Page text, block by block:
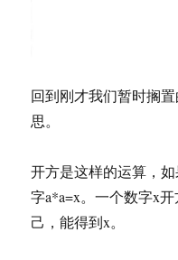
回到刚才我们暂时搁
思。
开方是这样的运算，
字a*a=x。一个数字x
己，能得到x。